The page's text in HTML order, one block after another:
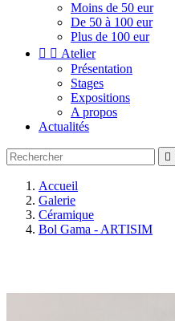
Moins de 50 eur
De 50 à 100 eur
Plus de 100 eur
  Atelier
Présentation
Stages
Expositions
A propos
Actualités

Accueil
Galerie
Céramique
Bol Gama - ARTISIM